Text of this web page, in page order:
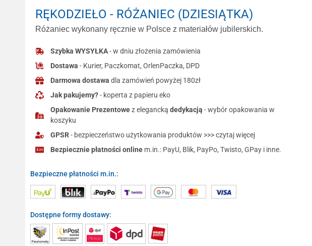
RĘKODZIEŁO - RÓŻANIEC (DZIESIĄTKA)
Różaniec wykonany ręcznie w Polsce z materiałów jubilerskich.
Szybka WYSYŁKA- w dniu złożenia zamówienia
Dostawa - Kurier, Paczkomat, OrlenPaczka, DPD
Darmowa dostawa dla zamówień powyżej 180zł
Jak pakujemy?- koperta z papieru eko
Opakowanie Prezentowez eleganckądedykacją - wybór opakowania w
koszyku
GPSR- bezpieczeństwo użytkowania produktów >>> czytaj więcej
Bezpiecznie płatności online m.in.: PayU, Blik, PayPo, Twisto, GPay i inne.
Bezpieczne płatności m.in.:
Dostępne formy dostawy: